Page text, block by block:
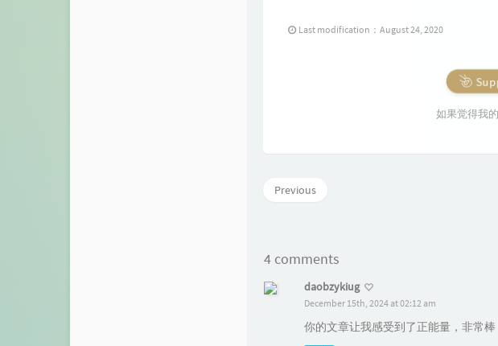
Last modification：August 24, 2020
如果觉得我
Previous
4 comments
daobzykiug
December 15th, 2024 at 02:12 am
你的文章让我感受到了正能量，非常